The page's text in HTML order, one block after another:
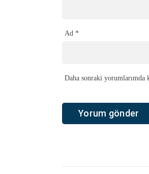
Ad *
Daha sonraki yorumlarımda